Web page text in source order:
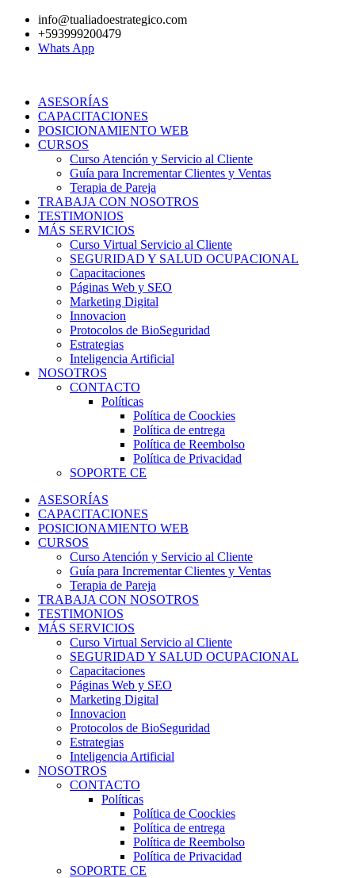
contenido
info@tualiadoestrategico.com
+593999200479
Whats App
ASESORÍAS
CAPACITACIONES
POSICIONAMIENTO WEB
CURSOS
Curso Atención y Servicio al Cliente
Guía para Incrementar Clientes y Ventas
Terapia de Pareja
TRABAJA CON NOSOTROS
TESTIMONIOS
MÁS SERVICIOS
Curso Virtual Servicio al Cliente
SEGURIDAD Y SALUD OCUPACIONAL
Capacitaciones
Páginas Web y SEO
Marketing Digital
Innovacion
Protocolos de BioSeguridad
Estrategias
Inteligencia Artificial
NOSOTROS
CONTACTO
Políticas
Política de Coockies
Política de entrega
Política de Reembolso
Política de Privacidad
SOPORTE CE
ASESORÍAS
CAPACITACIONES
POSICIONAMIENTO WEB
CURSOS
Curso Atención y Servicio al Cliente
Guía para Incrementar Clientes y Ventas
Terapia de Pareja
TRABAJA CON NOSOTROS
TESTIMONIOS
MÁS SERVICIOS
Curso Virtual Servicio al Cliente
SEGURIDAD Y SALUD OCUPACIONAL
Capacitaciones
Páginas Web y SEO
Marketing Digital
Innovacion
Protocolos de BioSeguridad
Estrategias
Inteligencia Artificial
NOSOTROS
CONTACTO
Políticas
Política de Coockies
Política de entrega
Política de Reembolso
Política de Privacidad
SOPORTE CE